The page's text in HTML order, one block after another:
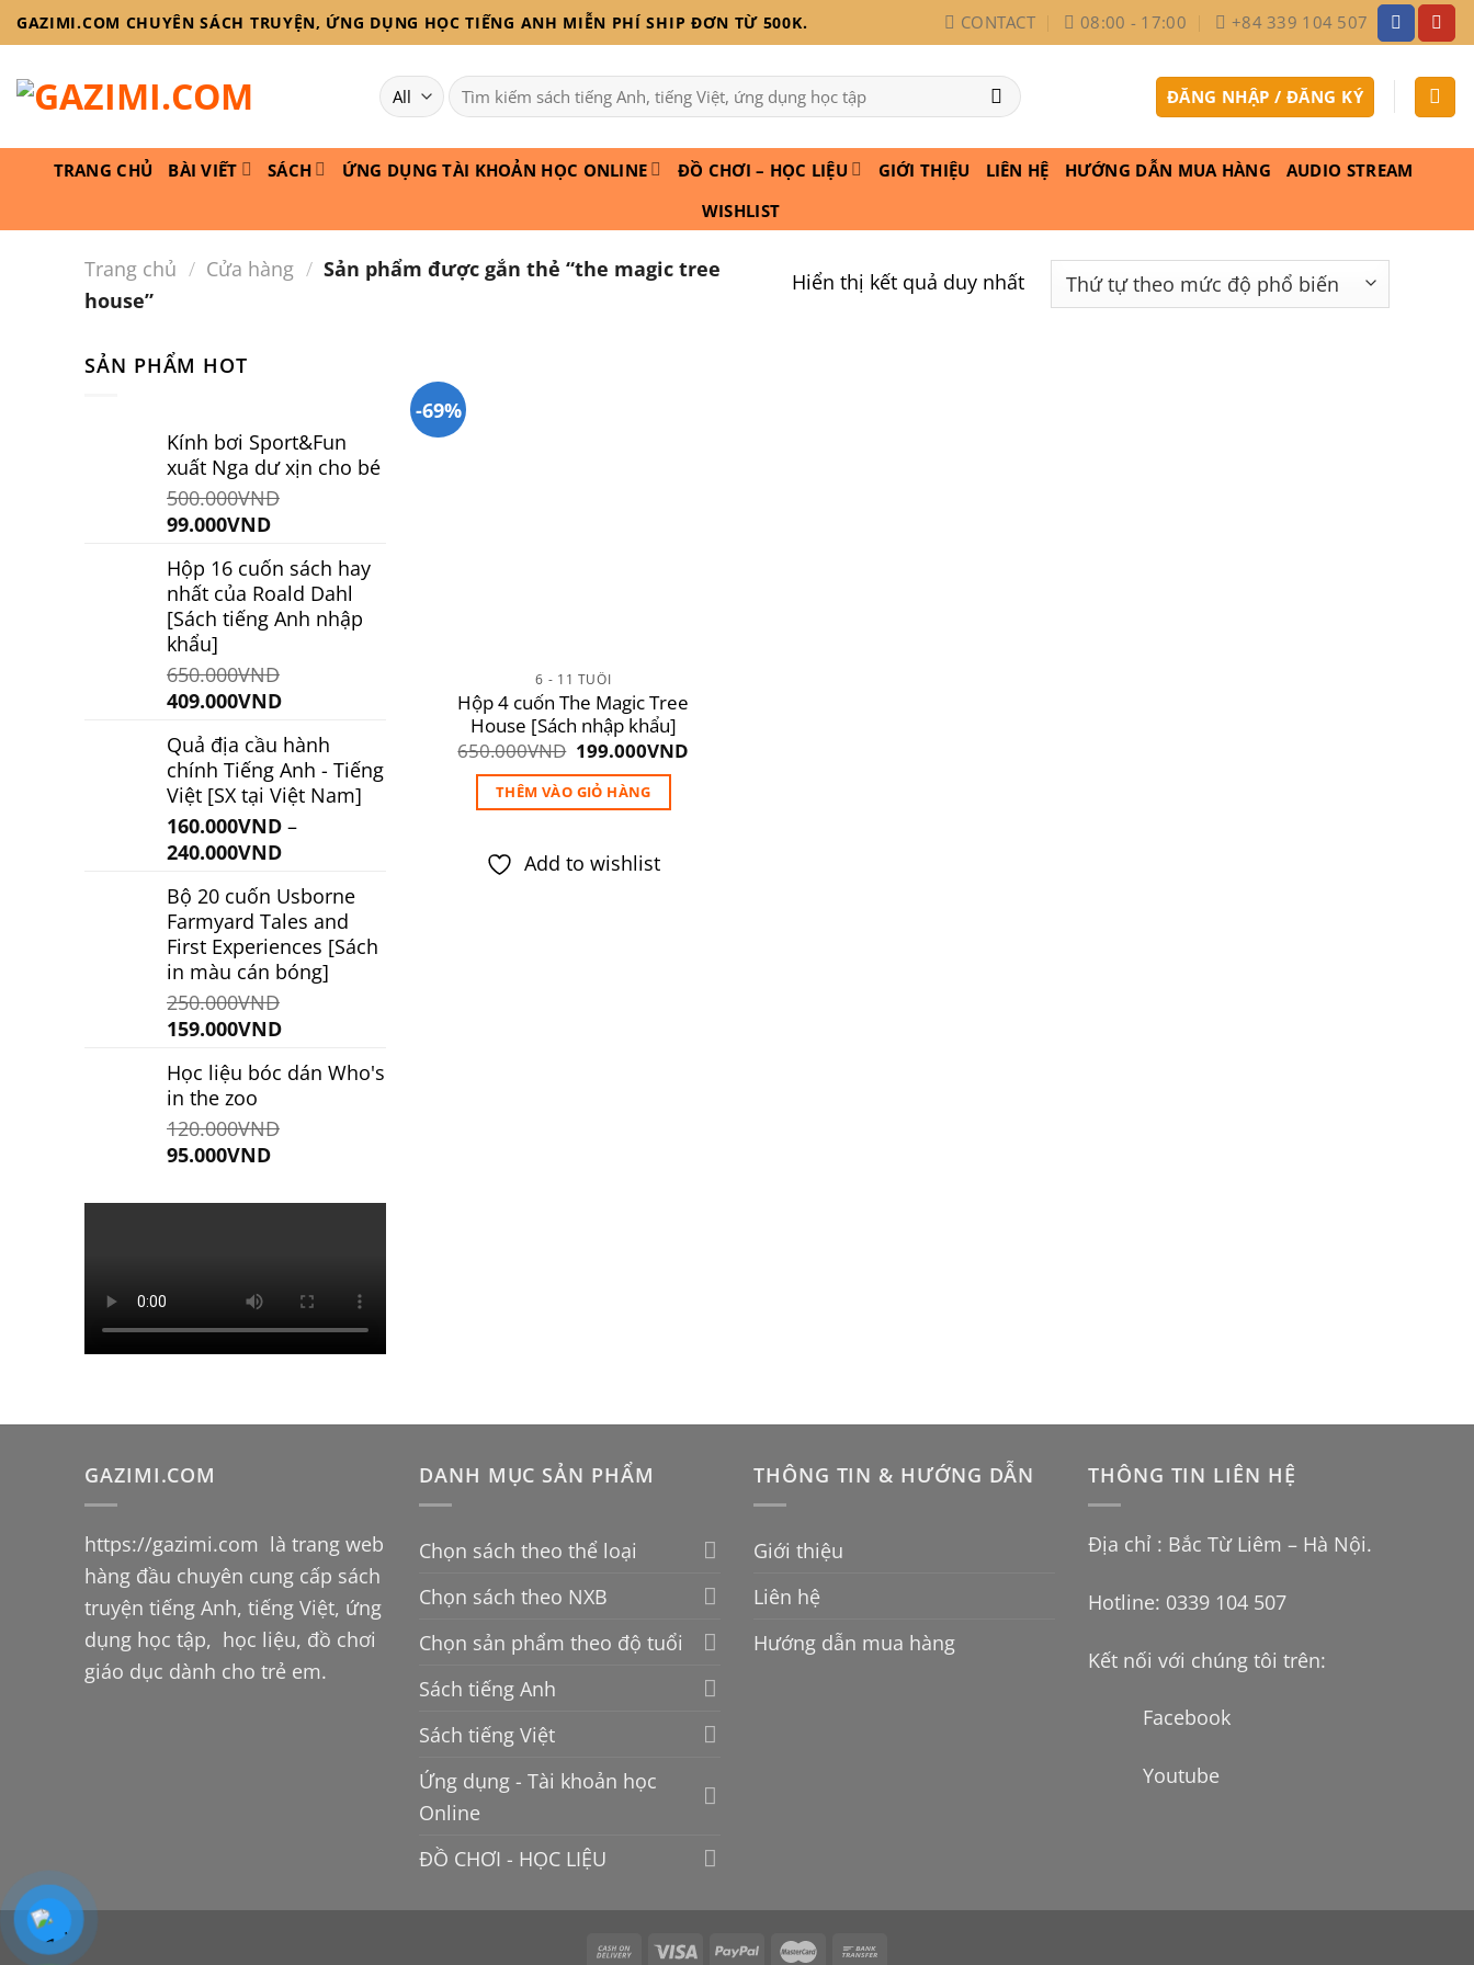
Skip
to
content
GAZIMI.COM CHUYÊN SÁCH TRUYỆN, ỨNG DỤNG HỌC TIẾNG ANH MIỄN PHÍ SHIP ĐƠN TỪ 500K. CONTACT 08:00 - 17:00 +84 339 104 507
Tìm
kiếm:
ĐĂNG NHẬP / ĐĂNG KÝ
TRANG CHỦ BÀI VIẾT SÁCH ỨNG DỤNG TÀI KHOẢN HỌC ONLINE ĐỒ CHƠI – HỌC LIỆU GIỚI THIỆU LIÊN HỆ HƯỚNG DẪN MUA HÀNG
AUDIO STREAM
WISHLIST
Trang chủ / Cửa hàng / Sản phẩm được gắn thẻ “the magic tree
house”
Hiển thị kết quả duy nhất
SẢN PHẨM HOT
Kính bơi Sport&Fun
xuất Nga dư xịn cho bé
500.000VND
Giá
là:
500.000VND.
99.000VNDGiá
tại
là:
99.000VND.
Hộp 16 cuốn sách hay
nhất của Roald Dahl
[Sách tiếng Anh nhập
khẩu]
650.000VND
Giá
là:
650.000VND.
409.000VNDGiá
tại
là:
409.000VND.
Quả địa cầu hành
chính Tiếng Anh - Tiếng
Việt [SX tại Việt Nam]
160.000VND –
240.000VND
Bộ 20 cuốn Usborne
Farmyard Tales and
First Experiences [Sách
in màu cán bóng]
250.000VND
Giá
là:
250.000VND.
159.000VNDGiá
tại
Học liệu bóc dán Who's
in the zoo
120.000VND
Giá
là:
95.000VNDGiá
tại
-69%
6 - 11 TUỔI
Hộp 4 cuốn The Magic Tree
House [Sách nhập khẩu]
650.000VND Giá
là:
650.000VND.
199.000VND
THÊM VÀO GIỎ HÀNG
Add to wishlist
GAZIMI.COM
https://gazimi.com là trang web
hàng đầu chuyên cung cấp sách
truyện tiếng Anh, tiếng Việt, ứng
dụng học tập, học liệu, đồ chơi
giáo dục dành cho trẻ em.
DANH MỤC SẢN PHẨM
Chọn sách theo thể loại
Chọn sách theo NXB
Chọn sản phẩm theo độ tuổi
Sách tiếng Anh
Sách tiếng Việt
Ứng dụng - Tài khoản học
Online
ĐỒ CHƠI - HỌC LIỆU
THÔNG TIN & HƯỚNG DẪN
Giới thiệu
Liên hệ
Hướng dẫn mua hàng
THÔNG TIN LIÊN HỆ
Địa chỉ : Bắc Từ Liêm – Hà Nội.
Hotline: 0339 104 507
Kết nối với chúng tôi trên:
Facebook
Youtube